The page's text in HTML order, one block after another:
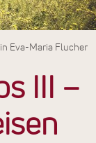
Eva-Maria Flucher
III –